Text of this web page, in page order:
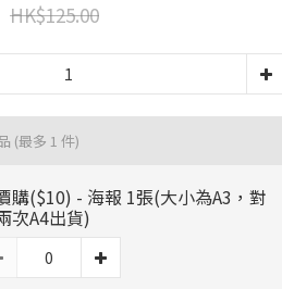
HK$125.00
(最多 1 件)
購($10) - 海報 1張(大小為A3，對
次A4出貨)